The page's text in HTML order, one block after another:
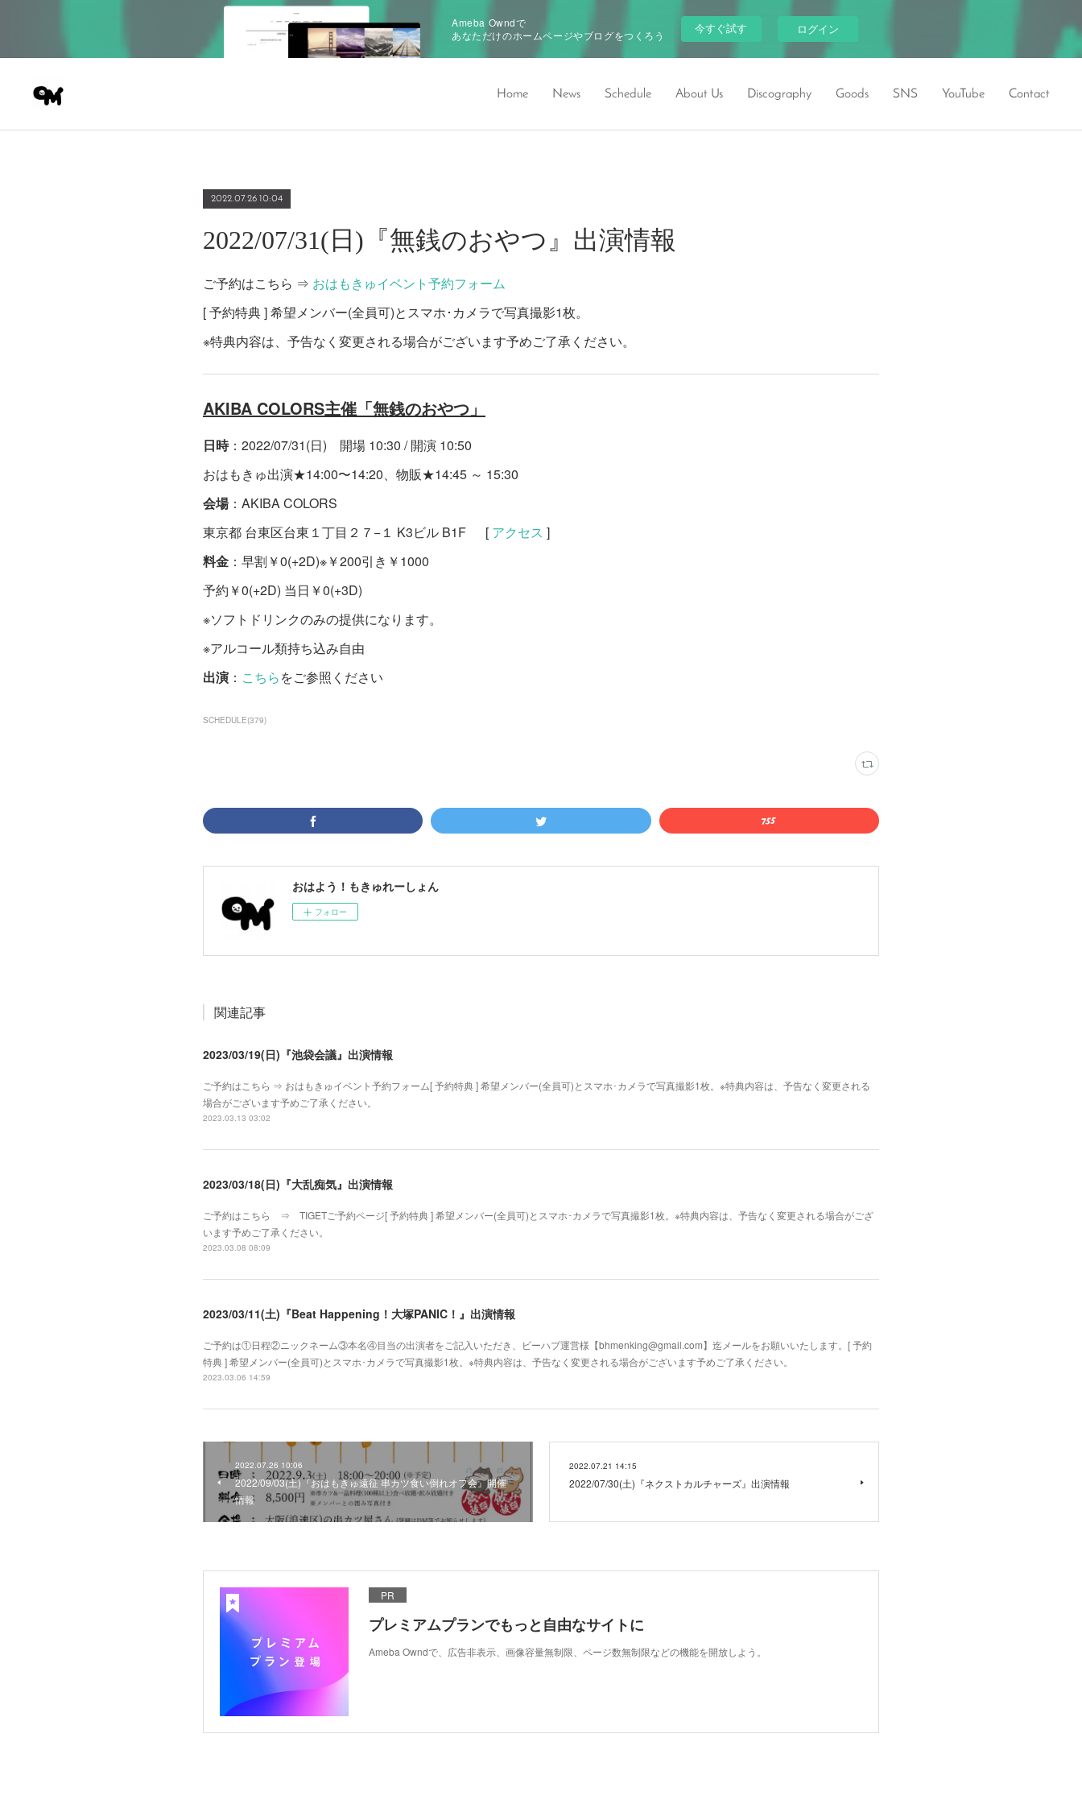
Ameba Owndで
あなただけのホームページやブログをつくろう
今すぐ試す ログイン
Home News Schedule About Us Discography Goods SNS YouTube Contact
2022.07.26 10:04
2022/07/31(日)『無銭のおやつ』出演情報
ご予約はこちら ⇒ おはもきゅイベント予約フォーム
[ 予約特典 ] 希望メンバー(全員可)とスマホ･カメラで写真撮影1枚。
※特典内容は、予告なく変更される場合がございます予めご了承ください。
AKIBA COLORS主催「無銭のおやつ」
日時：2022/07/31(日) 開場 10:30 / 開演 10:50
おはもきゅ出演★14:00〜14:20、物販★14:45 ～ 15:30
会場：AKIBA COLORS
東京都 台東区台東１丁目２７−１ K3ビル B1F [ アクセス ]
料金 ：早割￥0(+2D)※￥200引き￥1000
予約￥0(+2D) 当日￥0(+3D)
※ソフトドリンクのみの提供になります。
※アルコール類持ち込み自由
出演 ： こちらをご参照ください
SCHEDULE(379)
おはよう！もきゅれーしょん
フォロー
関連記事
2023/03/19(日)『池袋会議』出演情報
ご予約はこちら ⇒ おはもきゅイベント予約フォーム[ 予約特典 ] 希望メンバー(全員可)とスマホ･カメラで写真撮影1枚。※特典内容は、予告なく変更される
場合がございます予めご了承ください。
2023.03.13 03:02
2023/03/18(日)『大乱痴気』出演情報
ご予約はこちら ⇒ TIGETご予約ページ[ 予約特典 ] 希望メンバー(全員可)とスマホ･カメラで写真撮影1枚。※特典内容は、予告なく変更される場合がござ
います予めご了承ください。
2023.03.08 08:09
2023/03/11(土)『Beat Happening！大塚PANIC！』出演情報
ご予約は①日程②ニックネーム③本名④目当の出演者をご記入いただき、ビーハプ運営様【bhmenking@gmail.com】迄メールをお願いいたします。[ 予約
特典 ] 希望メンバー(全員可)とスマホ･カメラで写真撮影1枚。※特典内容は、予告なく変更される場合がございます予めご了承ください。
2023.03.06 14:59
2022.07.26 10:06
2022/09/03(土)『おはもきゅ遠征 串カツ食い倒れオフ会』開催
情報
2022.07.21 14:15
2022/07/30(土)『ネクストカルチャーズ』出演情報
PR
プレミアムプランでもっと自由なサイトに
Ameba Owndで、広告非表示、画像容量無制限、ページ数無制限などの機能を開放しよう。